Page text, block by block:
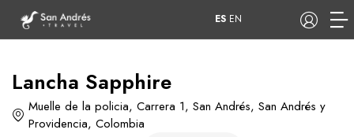
COP
ES EN
Lancha Sapphire
Muelle de la policia, Carrera 1, San Andrés, San Andrés y
Providencia, Colombia